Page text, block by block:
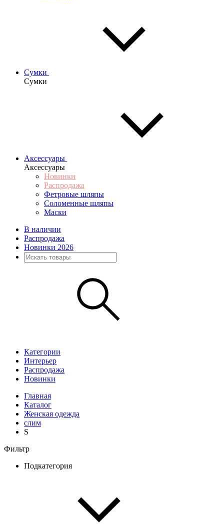
Сумки
Сумки
Аксессуары
Аксессуары
Новинки
Распродажа
Фетровые шляпы
Соломенные шляпы
Маски
В наличии
Распродажа
Новинки 2026
Категории
Интерьер
Распродажа
Новинки
Главная
Каталог
Женская одежда
слим
S
Фильтр
Подкатегория